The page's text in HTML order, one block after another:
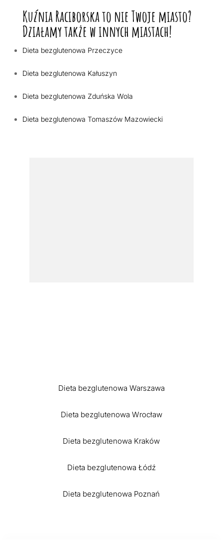
Kuźnia Raciborska to nie Twoje miasto?
Działamy także w innych miastach!
Dieta bezglutenowa Przeczyce
Dieta bezglutenowa Kałuszyn
Dieta bezglutenowa Zduńska Wola
Dieta bezglutenowa Tomaszów Mazowiecki
Dieta bezglutenowa Warszawa
Dieta bezglutenowa Wrocław
Dieta bezglutenowa Kraków
Dieta bezglutenowa Łódź
Dieta bezglutenowa Poznań